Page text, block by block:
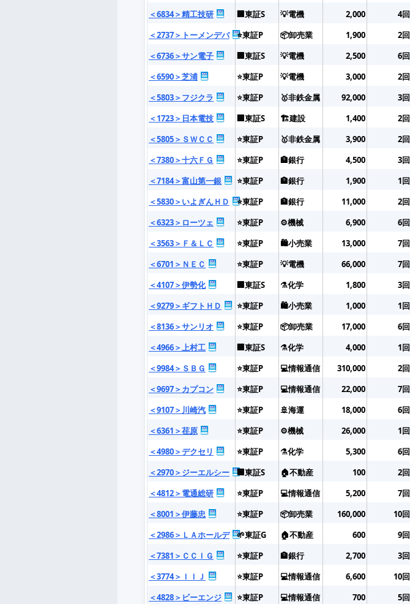
＜6834＞精工技研
🏢東証S 💡電機 2,000 4回
＜2737＞トーメンデバ
⭐東証P 📦卸売業 1,900 2回
＜6736＞サン電子
🏢東証S 💡電機 2,500 6回
＜6590＞芝浦
⭐東証P 💡電機 3,000 2回
＜5803＞フジクラ
⭐東証P 🥇非鉄金属 92,000 3回
＜1723＞日本電技
🏢東証S 🏗️建設 1,400 2回
＜5805＞ＳＷＣＣ
⭐東証P 🥇非鉄金属 3,900 2回
＜7380＞十六ＦＧ
⭐東証P 🏦銀行 4,500 3回
＜7184＞富山第一銀
⭐東証P 🏦銀行 1,900 1回
＜5830＞いよぎんＨＤ
⭐東証P 🏦銀行 11,000 2回
＜6323＞ローツェ
⭐東証P ⚙️機械 6,900 6回
＜3563＞Ｆ＆ＬＣ
⭐東証P 🛍️小売業 13,000 7回
＜6701＞ＮＥＣ
⭐東証P 💡電機 66,000 7回
＜4107＞伊勢化
🏢東証S ⚗️化学 1,800 3回
＜9279＞ギフトＨＤ
⭐東証P 🛍️小売業 1,000 1回
＜8136＞サンリオ
⭐東証P 📦卸売業 17,000 6回
＜4966＞上村工
🏢東証S ⚗️化学 4,000 1回
＜9984＞ＳＢＧ
⭐東証P 💻情報通信 310,000 2回
＜9697＞カプコン
⭐東証P 💻情報通信 22,000 7回
＜9107＞川崎汽
⭐東証P 🚢海運 18,000 6回
＜6361＞荏原
⭐東証P ⚙️機械 26,000 1回
＜4980＞デクセリ
⭐東証P ⚗️化学 5,300 6回
＜2970＞ジーエルシー
🏢東証S 🏠不動産 100 2回
＜4812＞電通総研
⭐東証P 💻情報通信 5,200 7回
＜8001＞伊藤忠
⭐東証P 📦卸売業 160,000 10回
＜2986＞ＬＡホールデ
🌱東証G 🏠不動産 600 9回
＜7381＞ＣＣＩＧ
⭐東証P 🏦銀行 2,700 3回
＜3774＞ＩＩＪ
⭐東証P 💻情報通信 6,600 10回
＜4828＞ビーエンジ
⭐東証P 💻情報通信 700 5回